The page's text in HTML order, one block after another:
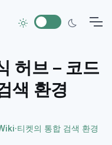
허브 – 코드
색 환경
티켓의 통합 검색 환경